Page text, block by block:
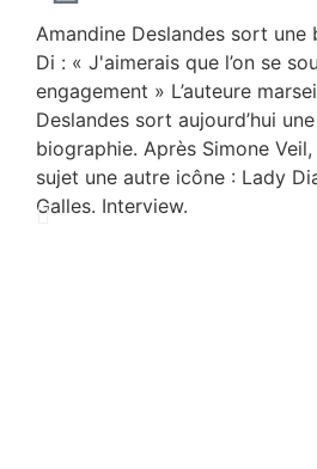
Amandine Deslandes sort
Di : « J'aimerais que l’on se
engagement » L’auteure
Deslandes sort aujourd’hui
biographie. Après Simone
sujet une autre icône : Lady
Galles. Interview.